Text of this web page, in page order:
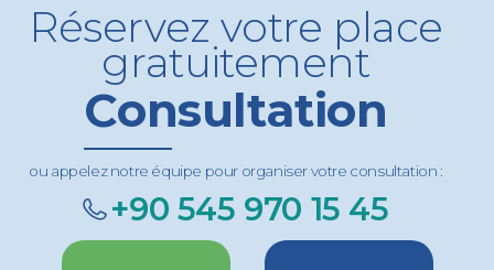
Réservez votre place
gratuitement
Consultation
ou appelez notre équipe pour organiser votre consultation :
+90 545 970 15 45